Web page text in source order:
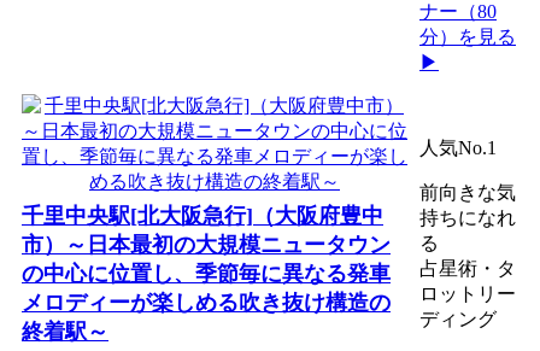
千里中央駅[北大阪急行]（大阪府豊中
市）～日本最初の大規模ニュータウン
の中心に位置し、季節毎に異なる発車
メロディーが楽しめる吹き抜け構造の
終着駅～
ナー（80
分）を見る
▶
人気No.1
前向きな気
持ちになれ
る
占星術・タ
ロットリー
ディング